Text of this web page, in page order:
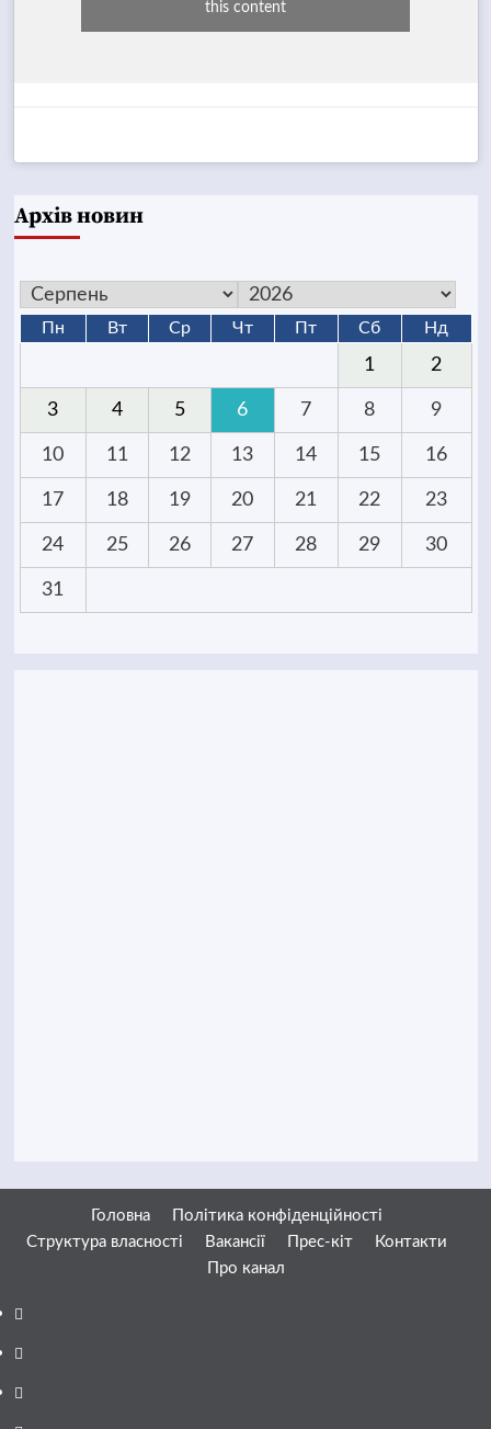
this content
Архів новин
Пн Вт Ср Чт Пт Сб Нд
1 2
3 4 5 6 7 8 9
10 11 12 13 14 15 16
17 18 19 20 21 22 23
24 25 26 27 28 29 30
31
Головна
Політика конфіденційності
Структура власності
Вакансії Прес-кіт
Контакти
Про канал
Facebook
YouTube
Telegram